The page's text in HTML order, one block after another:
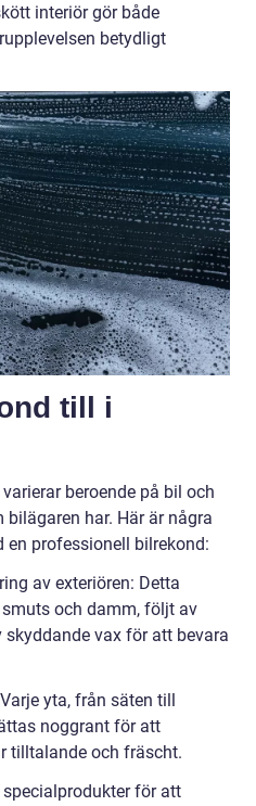
interiör gör både
betydligt
till i
beroende på bil och
har. Här är några
professionell bilrekond:
av exteriören: Detta
och damm, följt av
vax för att bevara
yta, från säten till
noggrant för att
tilltalande och fräscht.
för att